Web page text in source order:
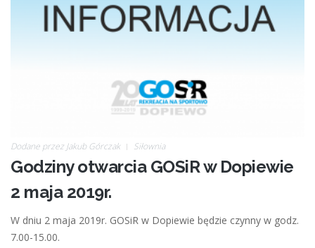
Dodane przez Jakub Górczak Siłownia
Godziny otwarcia GOSiR w Dopiewie
2 maja 2019r.
W dniu 2 maja 2019r. GOSiR w Dopiewie będzie czynny w godz.
7.00-15.00.